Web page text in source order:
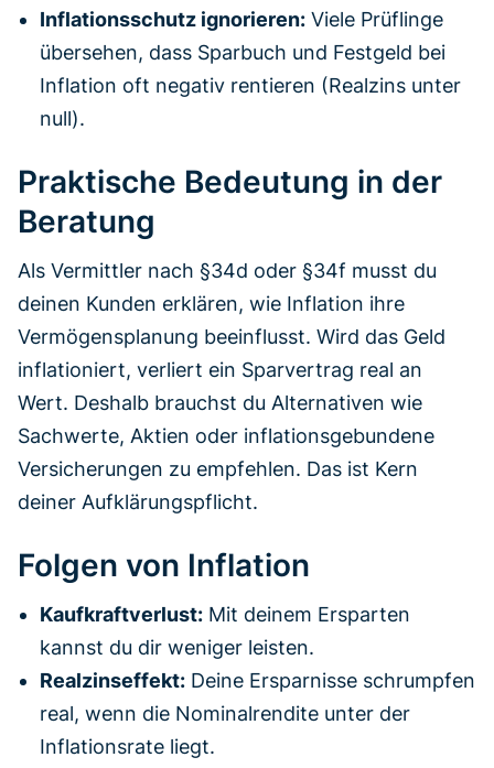
Inflationsschutz ignorieren: Viele Prüflinge
übersehen, dass Sparbuch und Festgeld bei
Inflation oft negativ rentieren (Realzins unter
null).
Praktische Bedeutung in der
Beratung
Als Vermittler nach §34d oder §34f musst du
deinen Kunden erklären, wie Inflation ihre
Vermögensplanung beeinflusst. Wird das Geld
inflationiert, verliert ein Sparvertrag real an
Wert. Deshalb brauchst du Alternativen wie
Sachwerte, Aktien oder inflationsgebundene
Versicherungen zu empfehlen. Das ist Kern
deiner Aufklärungspflicht.
Folgen von Inflation
Kaufkraftverlust: Mit deinem Ersparten
kannst du dir weniger leisten.
Realzinseffekt: Deine Ersparnisse schrumpfen
real, wenn die Nominalrendite unter der
Inflationsrate liegt.